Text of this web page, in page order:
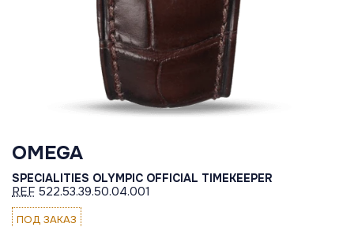
OMEGA
SPECIALITIES OLYMPIC OFFICIAL TIMEKEEPER
REF 522.53.39.50.04.001
ПОД ЗАКАЗ